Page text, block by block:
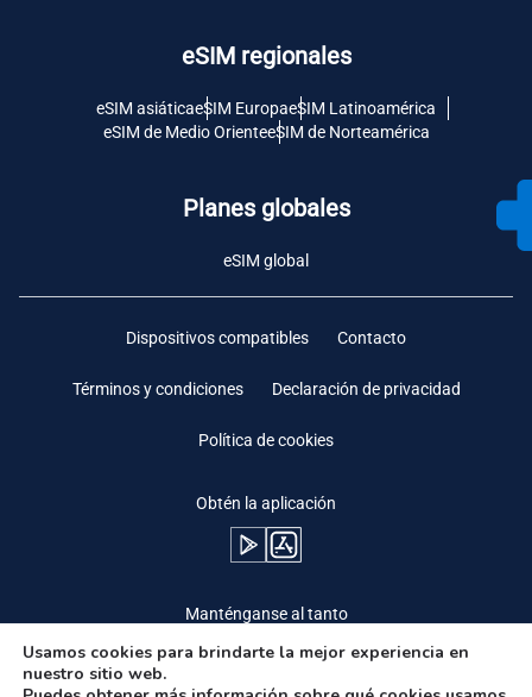
eSIM regionales
eSIM asiáticaeSIM EuropaeSIM Latinoamérica
eSIM de Medio OrienteeSIM de Norteamérica
Planes globales
eSIM global
Dispositivos compatibles Contacto
Términos y condiciones Declaración de privacidad
Política de cookies
Obtén la aplicación
Manténganse al tanto
Usamos cookies para brindarte la mejor experiencia en
nuestro sitio web.